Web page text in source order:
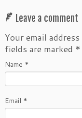
Leave a comment
Your email
fields are marked *
Name *
Email *